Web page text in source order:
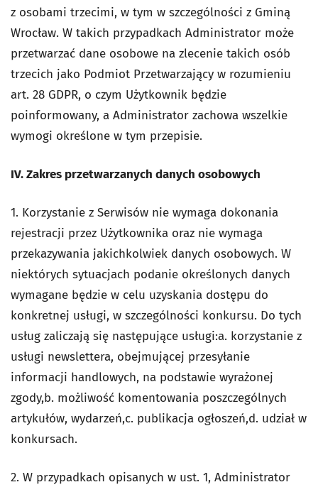
z osobami trzecimi, w tym w szczególności z Gminą
Wrocław. W takich przypadkach Administrator może
przetwarzać dane osobowe na zlecenie takich osób
trzecich jako Podmiot Przetwarzający w rozumieniu
art. 28 GDPR, o czym Użytkownik będzie
poinformowany, a Administrator zachowa wszelkie
wymogi określone w tym przepisie.
IV. Zakres przetwarzanych danych osobowych
1. Korzystanie z Serwisów nie wymaga dokonania
rejestracji przez Użytkownika oraz nie wymaga
przekazywania jakichkolwiek danych osobowych. W
niektórych sytuacjach podanie określonych danych
wymagane będzie w celu uzyskania dostępu do
konkretnej usługi, w szczególności konkursu. Do tych
usług zaliczają się następujące usługi:a. korzystanie z
usługi newslettera, obejmującej przesyłanie
informacji handlowych, na podstawie wyrażonej
zgody,b. możliwość komentowania poszczególnych
artykułów, wydarzeń,c. publikacja ogłoszeń,d. udział w
konkursach.
2. W przypadkach opisanych w ust. 1, Administrator